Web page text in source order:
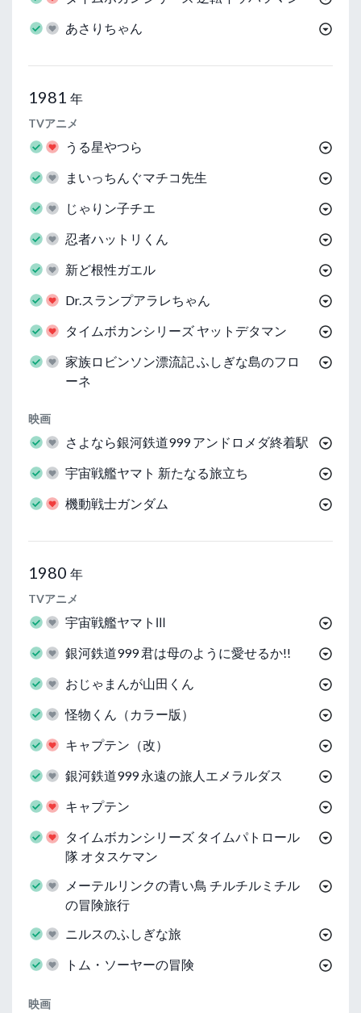
あさりちゃん
1981 年
TVアニメ
うる星やつら
まいっちんぐマチコ先生
じゃりン子チエ
忍者ハットリくん
新ど根性ガエル
Dr.スランプアラレちゃん
タイムボカンシリーズ ヤットデタマン
家族ロビンソン漂流記 ふしぎな島のフロ
ーネ
映画
さよなら銀河鉄道999 アンドロメダ終着駅
宇宙戦艦ヤマト 新たなる旅立ち
機動戦士ガンダム
1980 年
TVアニメ
宇宙戦艦ヤマトⅢ
銀河鉄道999 君は母のように愛せるか!!
おじゃまんが山田くん
怪物くん（カラー版）
キャプテン（改）
銀河鉄道999 永遠の旅人エメラルダス
キャプテン
タイムボカンシリーズ タイムパトロール
隊 オタスケマン
メーテルリンクの青い鳥 チルチルミチル
の冒険旅行
ニルスのふしぎな旅
トム・ソーヤーの冒険
映画